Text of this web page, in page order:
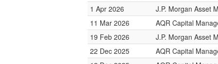
1 Apr 2026
J.P. Morgan Asset
11 Mar 2026
AQR Capital
19 Feb 2026
J.P. Morgan Asset
22 Dec 2025
AQR Capital